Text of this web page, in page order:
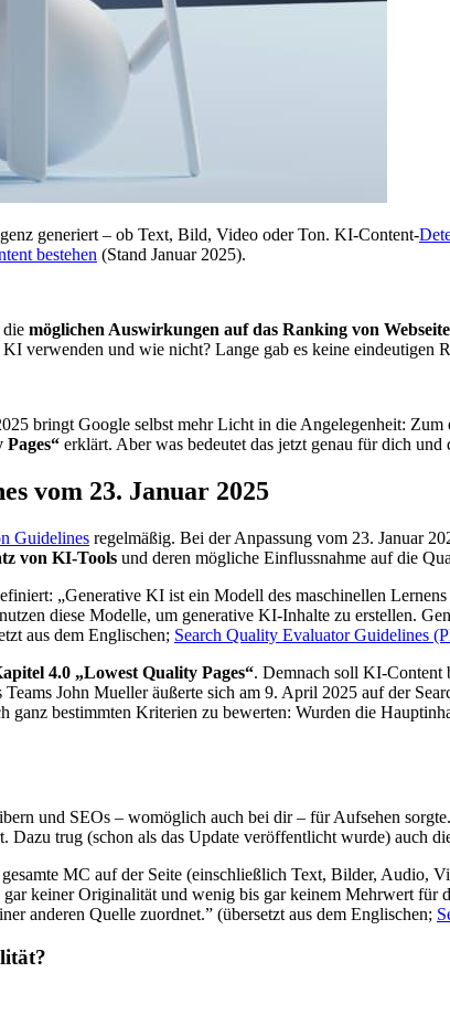
generiert – ob Text, Bild, Video oder Ton. KI-Content-
bestehen (Stand Januar 2025).
die möglichen Auswirkungen auf das Ranking von
verwenden und wie nicht? Lange gab es keine eindeutigen
bringt Google selbst mehr Licht in die Angelegenheit:
erklärt. Aber was bedeutet das jetzt genau für dich
vom 23. Januar 2025
Guidelines regelmäßig. Bei der Anpassung vom 23. Januar
von KI-Tools und deren mögliche Einflussnahme auf die
„Generative KI ist ein Modell des maschinellen
diese Modelle, um generative KI-Inhalte zu erstellen.
aus dem Englischen; Search Quality Evaluator Guidelines
4.0 „Lowest Quality Pages“. Demnach soll KI-Content
John Mueller äußerte sich am 9. April 2025 auf der
ganz bestimmten Kriterien zu bewerten: Wurden die
und SEOs – womöglich auch bei dir – für Aufsehen
trug (schon als das Update veröffentlicht wurde) auch
MC auf der Seite (einschließlich Text, Bilder, Audio,
keiner Originalität und wenig bis gar keinem Mehrwert für
anderen Quelle zuordnet.” (übersetzt aus dem Englischen;